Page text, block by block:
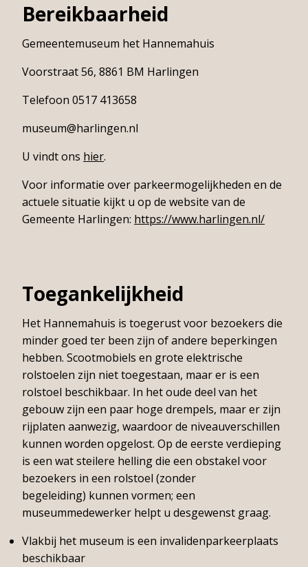
Bereikbaarheid
Gemeentemuseum het Hannemahuis
Voorstraat 56, 8861 BM Harlingen
Telefoon 0517 413658
museum@harlingen.nl
U vindt ons hier.
Voor informatie over parkeermogelijkheden en de
actuele situatie kijkt u op de website van de
Gemeente Harlingen: https://www.harlingen.nl/
Toegankelijkheid
Het Hannemahuis is toegerust voor bezoekers die
minder goed ter been zijn of andere beperkingen
hebben. Scootmobiels en grote elektrische
rolstoelen zijn niet toegestaan, maar er is een
rolstoel beschikbaar. In het oude deel van het
gebouw zijn een paar hoge drempels, maar er zijn
rijplaten aanwezig, waardoor de niveauverschillen
kunnen worden opgelost. Op de eerste verdieping
is een wat steilere helling die een obstakel voor
bezoekers in een rolstoel (zonder
begeleiding) kunnen vormen; een
museummedewerker helpt u desgewenst graag.
Vlakbij het museum is een invalidenparkeerplaats
beschikbaar